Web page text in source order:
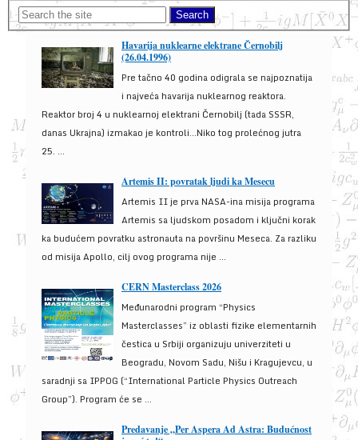
Havarija nuklearne elektrane Černobilj
(26.04.1996)
Pre tačno 40 godina odigrala se najpoznatija
i najveća havarija nuklearnog reaktora.
Reaktor broj 4 u nuklearnoj elektrani Černobilj (tada SSSR,
danas Ukrajna) izmakao je kontroli...Niko tog prolećnog jutra
25. ...
Artemis II: povratak ljudi ka Mesecu
Artemis II je prva NASA-ina misija programa
Artemis sa ljudskom posadom i ključni korak
ka budućem povratku astronauta na površinu Meseca. Za razliku
od misija Apollo, cilj ovog programa nije ...
CERN Masterclass 2026
Međunarodni program “Physics
Masterclasses” iz oblasti fizike elementarnih
čestica u Srbiji organizuju univerziteti u
Beogradu, Novom Sadu, Nišu i Kragujevcu, u
saradnji sa IPPOG (“International Particle Physics Outreach
Group”). Program će se ...
Predavanje „Per Aspera Ad Astra: Budućnost